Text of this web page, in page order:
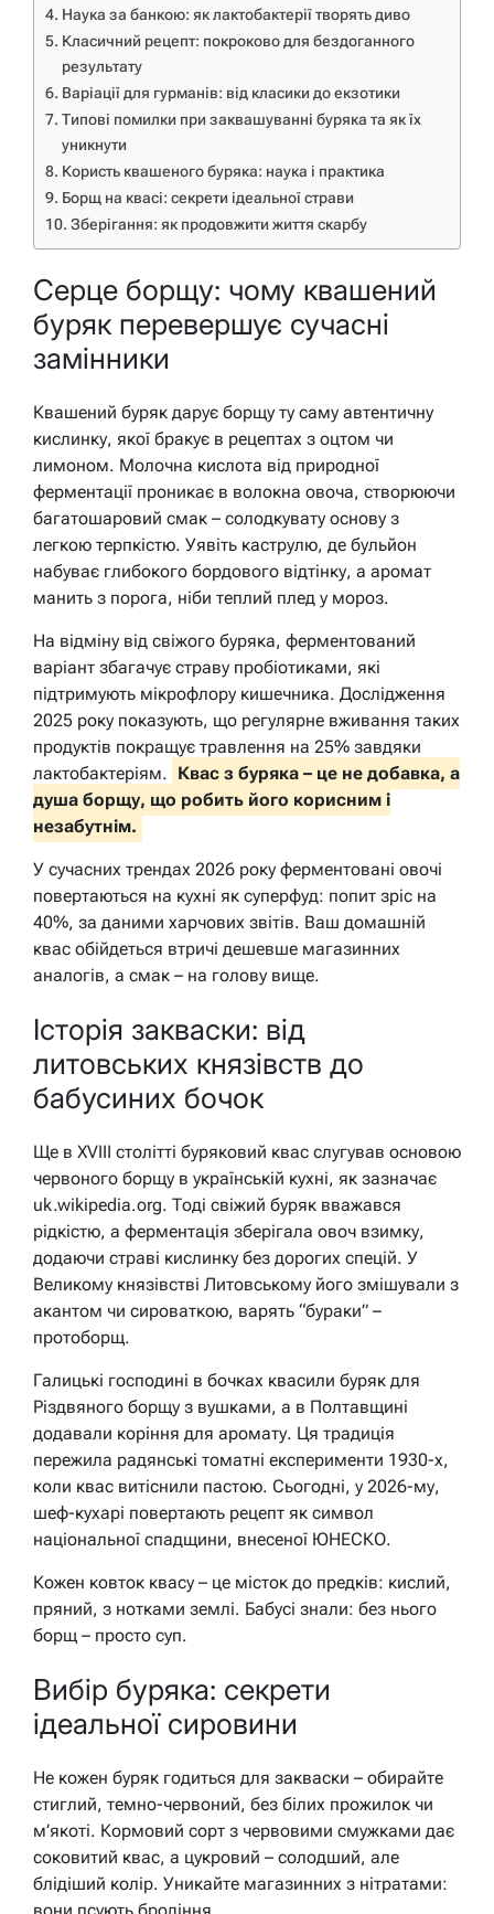
Наука за банкою: як лактобактерії творять диво
Класичний рецепт: покроково для бездоганного
результату
Варіації для гурманів: від класики до екзотики
Типові помилки при заквашуванні буряка та як їх
уникнути
Користь квашеного буряка: наука і практика
Борщ на квасі: секрети ідеальної страви
Зберігання: як продовжити життя скарбу
Серце борщу: чому квашений
буряк перевершує сучасні
замінники
Квашений буряк дарує борщу ту саму автентичну
кислинку, якої бракує в рецептах з оцтом чи
лимоном. Молочна кислота від природної
ферментації проникає в волокна овоча, створюючи
багатошаровий смак – солодкувату основу з
легкою терпкістю. Уявіть каструлю, де бульйон
набуває глибокого бордового відтінку, а аромат
манить з порога, ніби теплий плед у мороз.
На відміну від свіжого буряка, ферментований
варіант збагачує страву пробіотиками, які
підтримують мікрофлору кишечника. Дослідження
2025 року показують, що регулярне вживання таких
продуктів покращує травлення на 25% завдяки
лактобактеріям.
Квас з буряка – це не добавка, а
душа борщу, що робить його корисним і
незабутнім.
У сучасних трендах 2026 року ферментовані овочі
повертаються на кухні як суперфуд: попит зріс на
40%, за даними харчових звітів. Ваш домашній
квас обійдеться втричі дешевше магазинних
аналогів, а смак – на голову вище.
Історія закваски: від
литовських князівств до
бабусиних бочок
Ще в XVIII столітті буряковий квас слугував основою
червоного борщу в українській кухні, як зазначає
uk.wikipedia.org. Тоді свіжий буряк вважався
рідкістю, а ферментація зберігала овоч взимку,
додаючи страві кислинку без дорогих спецій. У
Великому князівстві Литовському його змішували з
акантом чи сироваткою, варять “бураки” –
протоборщ.
Галицькі господині в бочках квасили буряк для
Різдвяного борщу з вушками, а в Полтавщині
додавали коріння для аромату. Ця традиція
пережила радянські томатні експерименти 1930-х,
коли квас витіснили пастою. Сьогодні, у 2026-му,
шеф-кухарі повертають рецепт як символ
національної спадщини, внесеної ЮНЕСКО.
Кожен ковток квасу – це місток до предків: кислий,
пряний, з нотками землі. Бабусі знали: без нього
борщ – просто суп.
Вибір буряка: секрети
ідеальної сировини
Не кожен буряк годиться для закваски – обирайте
стиглий, темно-червоний, без білих прожилок чи
м’якоті. Кормовий сорт з червовими смужками дає
соковитий квас, а цукровий – солодший, але
блідіший колір. Уникайте магазинних з нітратами: